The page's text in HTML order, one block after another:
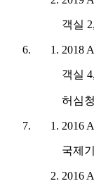
객실
2018
객실
허심
2016
국제
2016